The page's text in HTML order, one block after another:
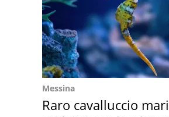
Messina
Raro cavalluccio